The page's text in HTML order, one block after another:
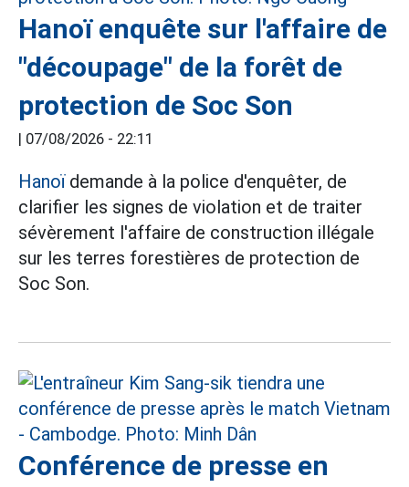
Hanoï enquête sur l'affaire de
"découpage" de la forêt de
protection de Soc Son
| 07/08/2026 - 22:11
Hanoïdemande à la police d'enquêter, de
clarifier les signes de violation et de traiter
sévèrement l'affaire de construction illégale
sur les terres forestières de protection de
Soc Son.
Conférence de presse en